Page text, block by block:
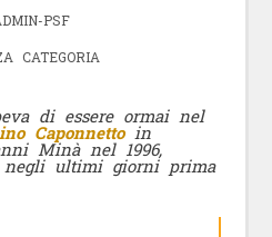
PSF
CATEGORIA
di essere ormai nel
Caponnettoin
Minà nel 1996,
negli ultimi giorni prima